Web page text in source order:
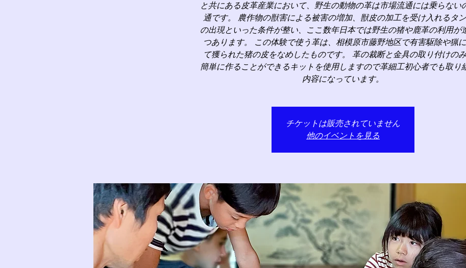
と共にある皮革産業において、野生の動物の革は市場流通には乗らない
通です。 農作物の獣害による被害の増加、獣皮の加工を受け入れるタ
の出現といった条件が整い、ここ数年日本では野生の猪や鹿革の利用が
つあります。 この体験で使う革は、相模原市藤野地区で有害駆除や猟
て獲られた猪の皮をなめしたものです。 革の裁断と金具の取り付けのみ
簡単に作ることができるキットを使用しますので革細工初心者でも取り
内容になっています。
チケットは販売されていません
他のイベントを見る